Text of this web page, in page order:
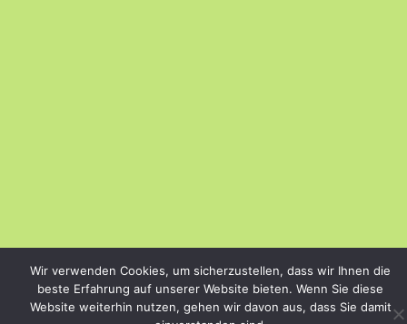
Wir verwenden Cookies, um sicherzustellen, dass wir Ihnen die
beste Erfahrung auf unserer Website bieten. Wenn Sie diese
Website weiterhin nutzen, gehen wir davon aus, dass Sie damit